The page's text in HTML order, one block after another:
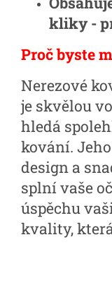
kliky -
Proč byste
Nerezové
je skvělou
hledá
kování.
design a
splní vaše
úspěchu
kvality,